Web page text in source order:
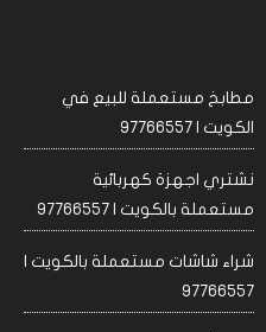
مطابخ مستعملة للبيع في
الكويت | 97766557
نشتري اجهزة كهربائية
مستعملة بالكويت | 97766557
شراء شاشات مستعملة بالكويت |
97766557